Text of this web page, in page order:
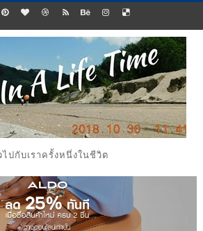
ไปกับเราครั้งหนึ่งในชีวิต